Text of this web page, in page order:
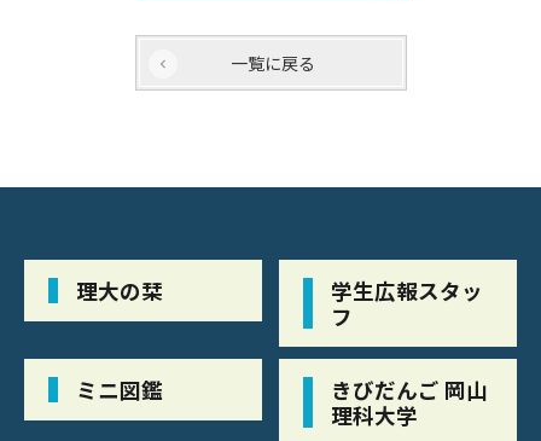
一覧に戻る
理大の栞
学生広報スタッ
フ
ミニ図鑑
きびだんご 岡山
理科大学